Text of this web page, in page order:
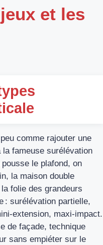
et les
comme rajouter une
fameuse surélévation
le plafond, on
la maison double
folie des grandeurs
: surélévation partielle,
extension, maxi-impact.
de façade, technique
sans empiéter sur le